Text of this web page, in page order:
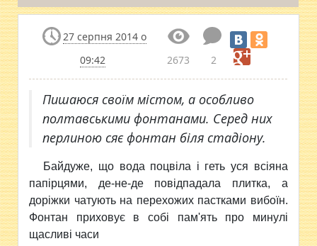
27 серпня 2014 о
09:42
2673 2
Пишаюся своїм містом, а особливо
полтавськими фонтанами. Серед них
перлиною сяє фонтан біля стадіону.
Байдуже, що вода поцвіла і геть уся всіяна
папірцями, де-не-де повідпадала плитка, а
доріжки чатують на перехожих пастками вибоїн.
Фонтан приховує в собі пам'ять про минулі
щасливі часи